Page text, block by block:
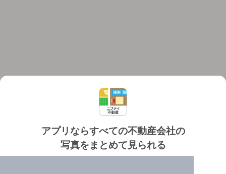
アプリならすべての不動産会社の
写真をまとめて見られる
個人情報保護ポリシー 利用規約